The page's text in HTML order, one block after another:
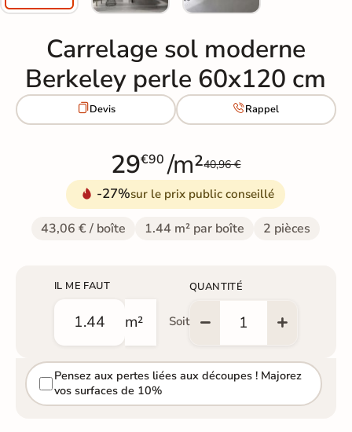
Carrelage sol moderne
Berkeley perle 60x120 cm
Devis Rappel
29€90 /m²40,96 €
-27%sur le prix public conseillé
43,06 € / boîte 1.44 m² par boîte 2 pièces
IL ME FAUT
m² Soit
QUANTITÉ
Pensez aux pertes liées aux découpes ! Majorez
vos surfaces de 10%